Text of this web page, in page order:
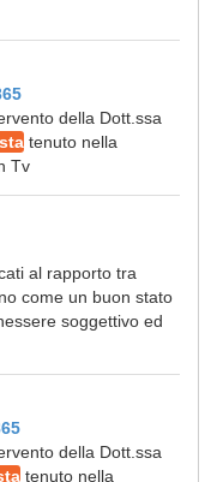
della Dott.ssa
tenuto nella
Tv
al rapporto tra
come un buon stato
soggettivo ed
della Dott.ssa
tenuto nella